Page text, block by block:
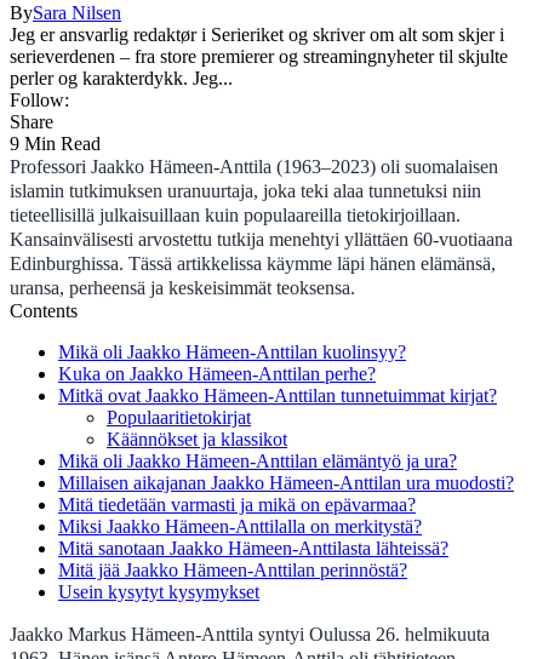
BySara Nilsen
Jeg er ansvarlig redaktør i Serieriket og skriver om alt som skjer i
serieverdenen – fra store premierer og streamingnyheter til skjulte
perler og karakterdykk. Jeg...
Follow:
Share
9 Min Read
Professori Jaakko Hämeen-Anttila (1963–2023) oli suomalaisen
islamin tutkimuksen uranuurtaja, joka teki alaa tunnetuksi niin
tieteellisillä julkaisuillaan kuin populaareilla tietokirjoillaan.
Kansainvälisesti arvostettu tutkija menehtyi yllättäen 60-vuotiaana
Edinburghissa. Tässä artikkelissa käymme läpi hänen elämänsä,
uransa, perheensä ja keskeisimmät teoksensa.
Contents
Mikä oli Jaakko Hämeen-Anttilan kuolinsyy?
Kuka on Jaakko Hämeen-Anttilan perhe?
Mitkä ovat Jaakko Hämeen-Anttilan tunnetuimmat kirjat?
Populaaritietokirjat
Käännökset ja klassikot
Mikä oli Jaakko Hämeen-Anttilan elämäntyö ja ura?
Millaisen aikajanan Jaakko Hämeen-Anttilan ura muodosti?
Mitä tiedetään varmasti ja mikä on epävarmaa?
Miksi Jaakko Hämeen-Anttilalla on merkitystä?
Mitä sanotaan Jaakko Hämeen-Anttilasta lähteissä?
Mitä jää Jaakko Hämeen-Anttilan perinnöstä?
Usein kysytyt kysymykset
Jaakko Markus Hämeen-Anttila syntyi Oulussa 26. helmikuuta